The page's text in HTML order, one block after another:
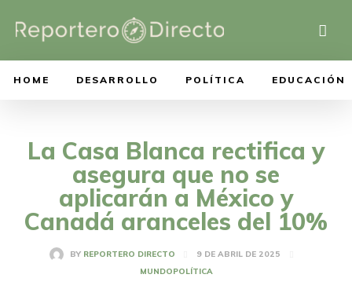
HOME DESARROLLO POLÍTICA EDUCACIÓN
La Casa Blanca rectifica y
asegura que no se
aplicarán a México y
Canadá aranceles del 10%
BY REPORTERO DIRECTO
9 DE ABRIL DE 2025
MUNDOPOLÍTICA